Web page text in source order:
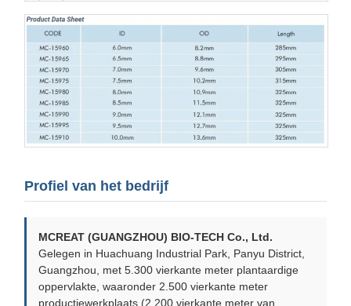
Profiel van het bedrijf
MCREAT (GUANGZHOU) BIO-TECH Co., Ltd.
Gelegen in Huachuang Industrial Park, Panyu District,
Guangzhou, met 5.300 vierkante meter plantaardige
oppervlakte, waaronder 2.500 vierkante meter
productiewerkplaats (2.200 vierkante meter van